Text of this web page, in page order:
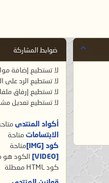
ضوابط المشاركة
لا تستطيع إضافة
لا تستطيع الرد على
لا تستطيع إرفاق
لا تستطيع تعديل
أكواد المنتدى
الابتسامات متاحة
كود [IMG]
متاحة
[VIDEO]
الكود هو
كود HTML
معطلة